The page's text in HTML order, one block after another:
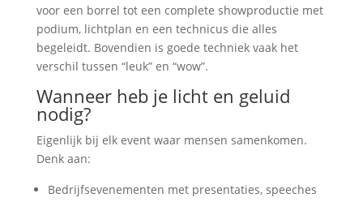
voor een borrel tot een complete showproductie met
podium, lichtplan en een technicus die alles
begeleidt. Bovendien is goede techniek vaak het
verschil tussen “leuk” en “wow”.
Wanneer heb je licht en geluid
nodig?
Eigenlijk bij elk event waar mensen samenkomen.
Denk aan:
Bedrijfsevenementen met presentaties, speeches